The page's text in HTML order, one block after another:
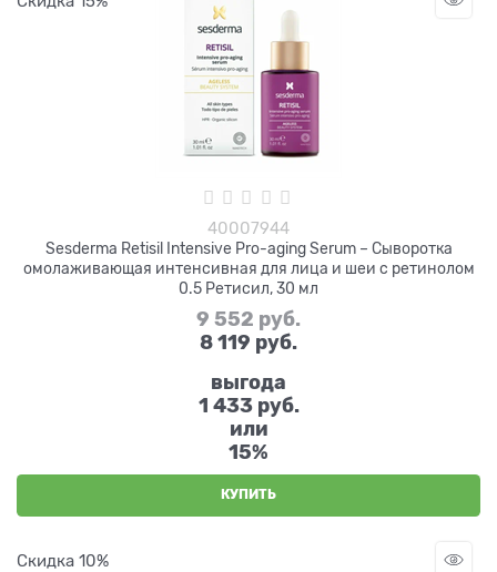
40007944
Sesderma Retisil Intensive Pro-aging Serum – Сыворотка
омолаживающая интенсивная для лица и шеи с ретинолом
0.5 Ретисил, 30 мл
9 552 руб.
8 119 руб.
выгода
1 433 руб.
или
15%
КУПИТЬ
Скидка 10%